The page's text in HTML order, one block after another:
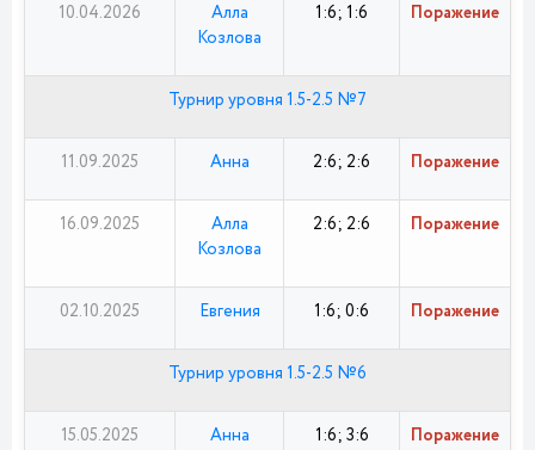
10.04.2026
Алла
Козлова
1:6; 1:6 Поражение
Турнир уровня 1.5-2.5 №7
11.09.2025 Анна 2:6; 2:6 Поражение
16.09.2025
Алла
Козлова
2:6; 2:6 Поражение
02.10.2025 Евгения 1:6; 0:6 Поражение
Турнир уровня 1.5-2.5 №6
15.05.2025 Анна 1:6; 3:6 Поражение